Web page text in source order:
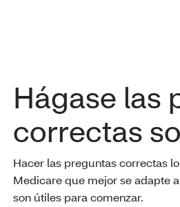
Hágase las
correctas
Hacer las preguntas correctas
Medicare que mejor se adapte
son útiles para comenzar.